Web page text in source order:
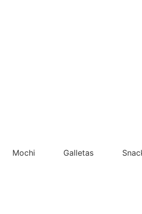
Mochi Galletas